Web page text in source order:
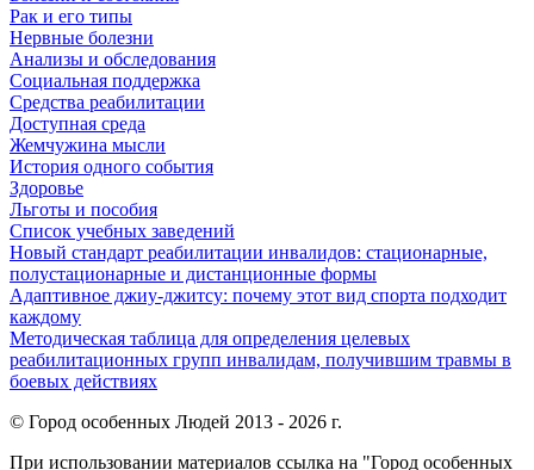
Рак и его типы
Нервные болезни
Анализы и обследования
Социальная поддержка
Средства реабилитации
Доступная среда
Жемчужина мысли
История одного события
Здоровье
Льготы и пособия
Список учебных заведений
Новый стандарт реабилитации инвалидов: стационарные,
полустационарные и дистанционные формы
Адаптивное джиу-джитсу: почему этот вид спорта подходит
каждому
Методическая таблица для определения целевых
реабилитационных групп инвалидам, получившим травмы в
боевых действиях
© Город особенных Людей 2013 - 2026 г.
При использовании материалов ссылка на "Город особенных